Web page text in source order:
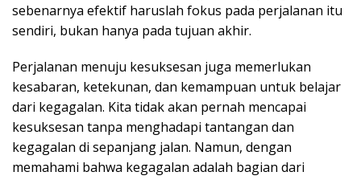
sebenarnya efektif haruslah fokus pada perjalanan itu
sendiri, bukan hanya pada tujuan akhir.
Perjalanan menuju kesuksesan juga memerlukan
kesabaran, ketekunan, dan kemampuan untuk belajar
dari kegagalan. Kita tidak akan pernah mencapai
kesuksesan tanpa menghadapi tantangan dan
kegagalan di sepanjang jalan. Namun, dengan
memahami bahwa kegagalan adalah bagian dari